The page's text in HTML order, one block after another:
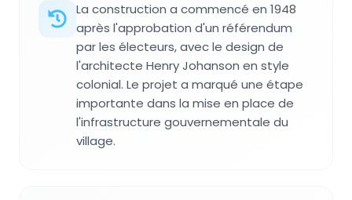
La construction a commencé en 1948
après l'approbation d'un référendum
par les électeurs, avec le design de
l'architecte Henry Johanson en style
colonial. Le projet a marqué une étape
importante dans la mise en place de
l'infrastructure gouvernementale du
village.